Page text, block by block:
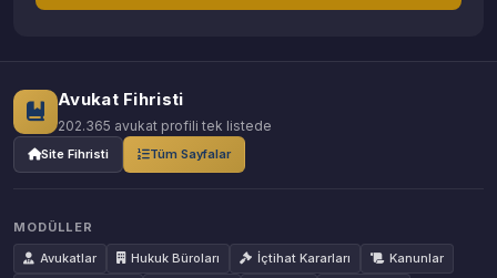
Avukat Fihristi
202.365 avukat profili tek listede
Site Fihristi Tüm Sayfalar
MODÜLLER
Avukatlar
Hukuk Büroları İçtihat Kararları
Kanunlar